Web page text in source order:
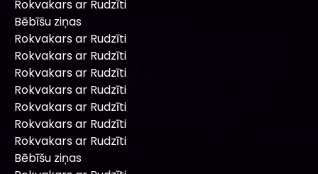
Rokvakars ar Rudzīti
Bēbīšu ziņas
Rokvakars ar Rudzīti
Rokvakars ar Rudzīti
Rokvakars ar Rudzīti
Rokvakars ar Rudzīti
Rokvakars ar Rudzīti
Rokvakars ar Rudzīti
Rokvakars ar Rudzīti
Bēbīšu ziņas